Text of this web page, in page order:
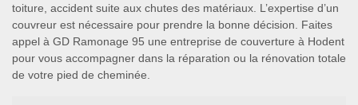
toiture, accident suite aux chutes des matériaux. L’expertise d’un
couvreur est nécessaire pour prendre la bonne décision. Faites
appel à GD Ramonage 95 une entreprise de couverture à Hodent
pour vous accompagner dans la réparation ou la rénovation totale
de votre pied de cheminée.